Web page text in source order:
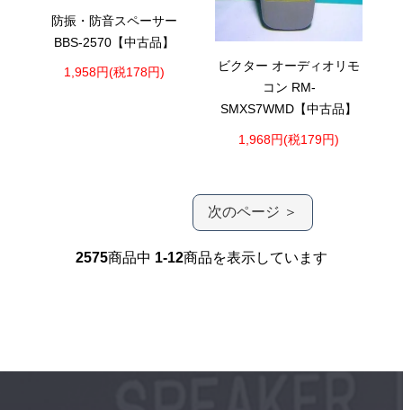
防振・防音スペーサー
BBS-2570【中古品】
1,958円(税178円)
ビクター オーディオリモ
コン RM-
SMXS7WMD【中古品】
1,968円(税179円)
次のページ ＞
2575商品中 1-12商品を表示しています